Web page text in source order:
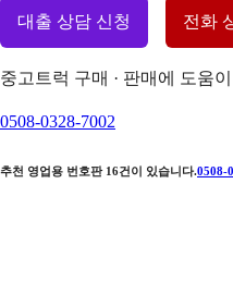
대출 상담 신청 전화
중고트럭 구매 · 판매에 도움
0508-0328-7002
추천 영업용 번호판 16건이 있습니다.0508-